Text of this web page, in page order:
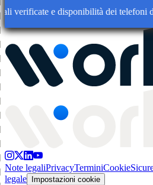
verificate e disponibilità dei telefoni
Note legaliPrivacyTerminiCookie
legale
Impostazioni cookie